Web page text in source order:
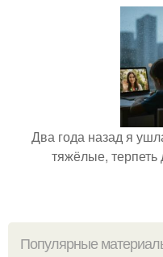
Два года назад я
тяжёлые,
Популярные